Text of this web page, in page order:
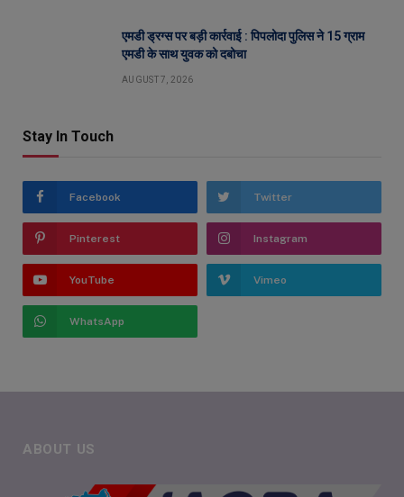
एमडी ड्रग्स पर बड़ी कार्रवाई : पिपलोदा पुलिस ने 15 ग्राम
एमडी के साथ युवक को दबोचा
AUGUST 7, 2026
Stay In Touch
Facebook Twitter
Pinterest Instagram
YouTube Vimeo
WhatsApp
ABOUT US